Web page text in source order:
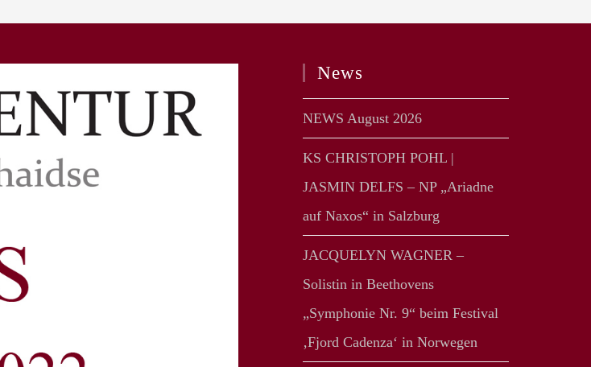
News
NEWS August 2026
KS CHRISTOPH POHL |
JASMIN DELFS – NP „Ariadne
auf Naxos“ in Salzburg
JACQUELYN WAGNER –
Solistin in Beethovens
„Symphonie Nr. 9“ beim Festival
‚Fjord Cadenza‘ in Norwegen